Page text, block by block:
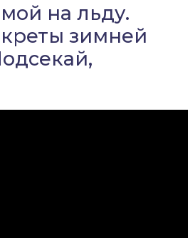
на льду.
зимней